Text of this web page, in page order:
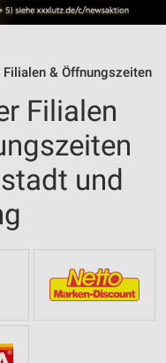
& Öffnungszeiten
Filialen
und